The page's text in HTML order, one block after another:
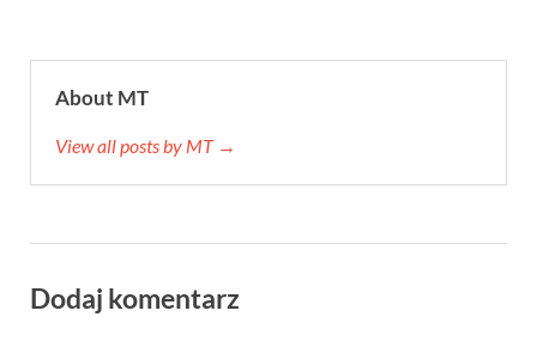
About MT
View all posts by MT →
Dodaj komentarz